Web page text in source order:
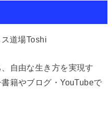
道場Toshi
自由な生き方を実現す
籍やブログ・YouTubeで